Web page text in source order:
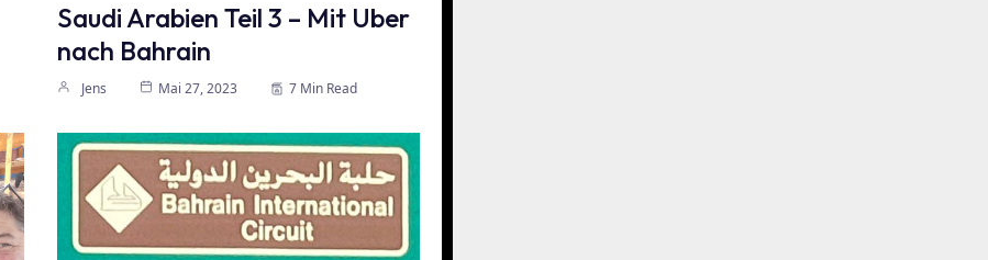
Saudi Arabien Teil 3 – Mit Uber
nach Bahrain
Jens Mai 27, 2023 7 Min Read